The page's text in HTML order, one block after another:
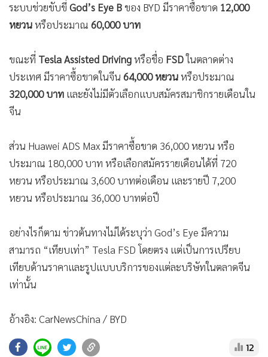
ระบบช่วยขับขี่ God’s Eye Bของ BYD มีราคาซื้อขาด 12,000
หยวนหรือประมาณ 60,000 บาท
ขณะที่ Tesla Assisted Drivingหรือชื่อ FSDในตลาดต่าง
ประเทศ มีราคาซื้อขาดในจีน 64,000 หยวนหรือประมาณ
320,000 บาท และยังไม่มีตัวเลือกแบบสมัครสมาชิกรายเดือนใน
จีน
ส่วน Huawei ADS Max มีราคาซื้อขาด 36,000 หยวน หรือ
ประมาณ 180,000 บาท หรือเลือกสมัครรายเดือนได้ที่ 720
หยวน หรือประมาณ 3,600 บาทต่อเดือน และรายปี 7,200
หยวน หรือประมาณ 36,000 บาทต่อปี
อย่างไรก็ตาม ข่าวต้นทางไม่ได้ระบุว่า God’s Eye มีความ
สามารถ “เทียบเท่า” Tesla FSD โดยตรง แต่เป็นการเปรียบ
เทียบด้านราคาและรูปแบบบริการของแต่ละบริษัทในตลาดจีน
เท่านั้น
อ้างอิง: CarNewsChina / BYD
12